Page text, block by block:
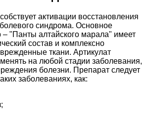
активации восстановления
синдрома. Основное
– "Панты алтайского марала" имеет
состав и комплексно
ткани. Артикулат
на любой стадии заболевания,
болезни. Препарат следует
заболеваниях, как: